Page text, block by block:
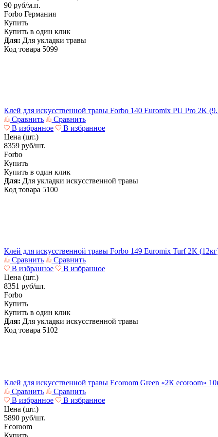
90 руб/м.п.
Forbo Германия
Купить
Купить в один клик
Для: Для укладки травы
Код товара 5099
Клей для искусственной травы Forbo 140 Euromix PU Pro 2K
Сравнить
Сравнить
В избранное
В избранное
Цена (шт.)
8359 руб/шт.
Forbo
Купить
Купить в один клик
Для: Для укладки искусственной травы
Код товара 5100
Клей для искусственной травы Forbo 149 Euromix Turf 2K
Сравнить
Сравнить
В избранное
В избранное
Цена (шт.)
8351 руб/шт.
Forbo
Купить
Купить в один клик
Для: Для укладки искусственной травы
Код товара 5102
Клей для искусственной травы Ecoroom Green «2К ecoroom»
Сравнить
Сравнить
В избранное
В избранное
Цена (шт.)
5890 руб/шт.
Ecoroom
Купить